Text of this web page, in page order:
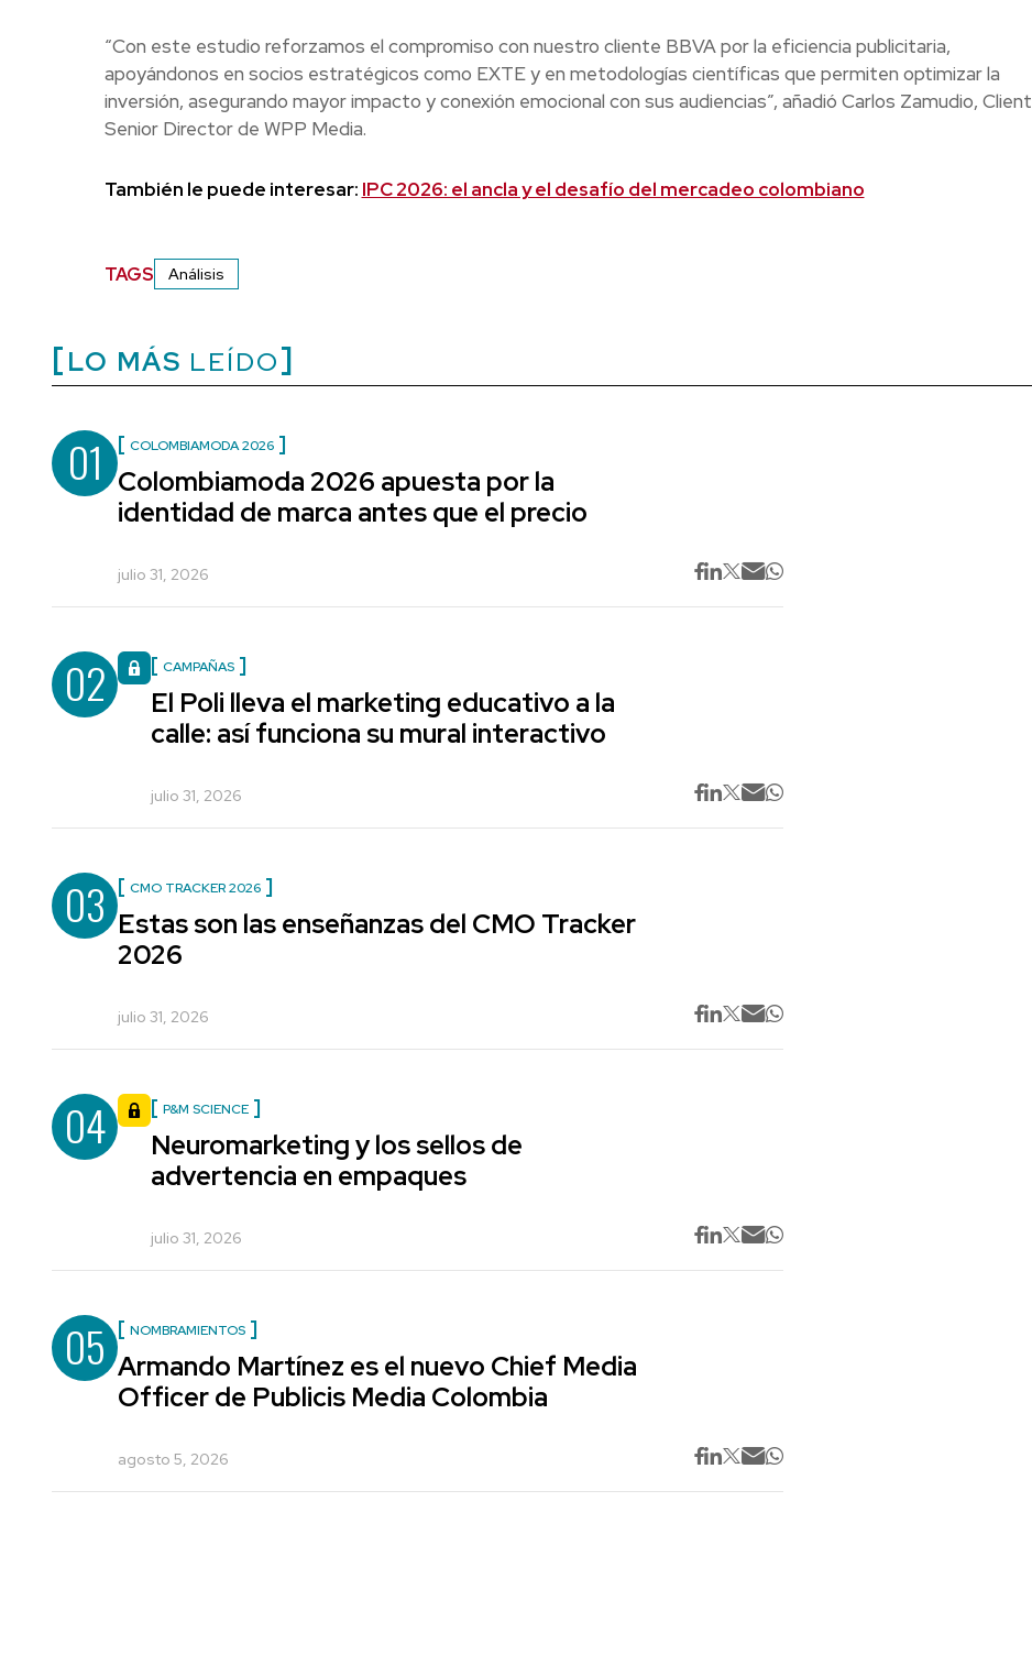
“Con este estudio reforzamos el compromiso con nuestro cliente BBVA por la eficiencia publicitaria,
apoyándonos en socios estratégicos como EXTE y en metodologías científicas que permiten optimizar la
inversión, asegurando mayor impacto y conexión emocional con sus audiencias”, añadió Carlos Zamudio, Client
Senior Director de WPP Media.
También le puede interesar: IPC 2026: el ancla y el desafío del mercadeo colombiano
TAGS Análisis
LO MÁS LEÍDO
01 COLOMBIAMODA 2026
Colombiamoda 2026 apuesta por la
identidad de marca antes que el precio
julio 31, 2026
02 CAMPAÑAS
El Poli lleva el marketing educativo a la
calle: así funciona su mural interactivo
julio 31, 2026
03 CMO TRACKER 2026
Estas son las enseñanzas del CMO Tracker
2026
julio 31, 2026
04 P&M SCIENCE
Neuromarketing y los sellos de
advertencia en empaques
julio 31, 2026
05 NOMBRAMIENTOS
Armando Martínez es el nuevo Chief Media
Officer de Publicis Media Colombia
agosto 5, 2026